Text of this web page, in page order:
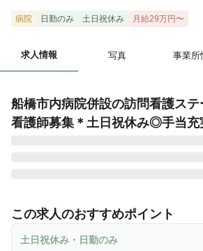
病院 日勤のみ 土日祝休み 月給29万円〜
求人情報 写真 事業所
船橋市内病院併設の訪問看護ス
看護師募集＊土日祝休み◎手当
ステーション」は、健康増進や予防的な
まで、心のこもったケアで在宅療養を
スタッフみんなが「やさしさ・親しみや
この求人のおすすめポイント
土日祝休み・日勤のみ